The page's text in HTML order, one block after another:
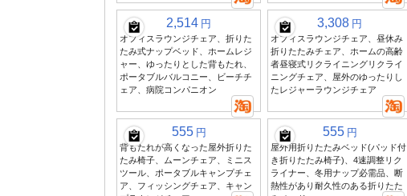
2,514 円
オフィスラウンジチェア、折りた
たみ式ナップベッド、ホームレジ
ャー、ゆったりとした背もたれ、
ポータブルバルコニー、ビーチチ
ェア、病院コンパニオン
3,308 円
オフィスラウンジチェア、昼休み
折りたたみチェア、ホームの高齢
者昼寝式リクライニングリクライ
ニングチェア、屋外のゆったりし
たレジャーラウンジチェア
555 円
背もたれが高くなった屋外折りた
たみ椅子、ムーンチェア、ミニス
ツール、ポータブルキャンプチェ
ア、フィッシングチェア、キャン
555 円
屋外用折りたたみベッド(パッド付
き折りたたみ椅子)、4速調整リク
ライナー、冬用ナップ必需品、断
熱性があり耐久性のある折りたた